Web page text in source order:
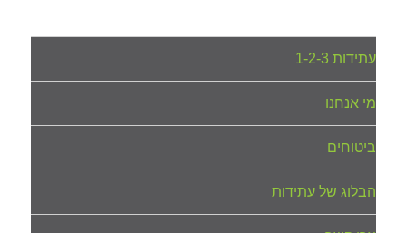
עתידות 1-2-3
מי אנחנו
ביטוחים
הבלוג של עתידות